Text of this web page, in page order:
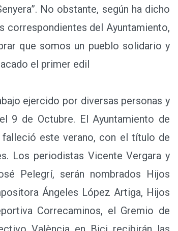
No obstante, según ha dicho
correspondientes del Ayuntamiento,
que somos un pueblo solidario y
el primer edil
ejercido por diversas personas y
9 de Octubre. El Ayuntamiento de
este verano, con el título de
Los periodistas Vicente Vergara y
Pelegrí, serán nombrados Hijos
Ángeles López Artiga, Hijos
Correcaminos, el Gremio de